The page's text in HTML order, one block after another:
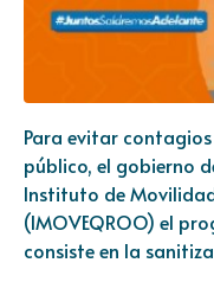
Para evitar
público, el gobierno
Instituto de
(IMOVEQROO) el
consiste en la